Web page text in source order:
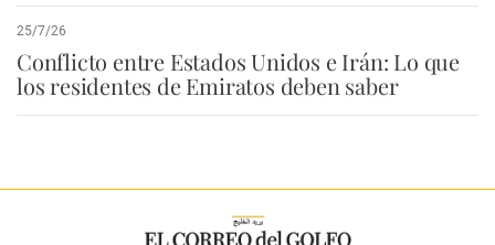
25/7/26
Conflicto entre Estados Unidos e Irán: Lo que
los residentes de Emiratos deben saber